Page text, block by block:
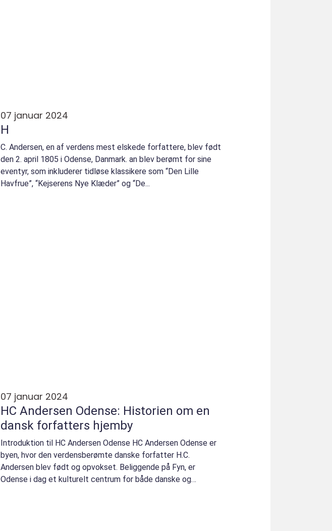
07 januar 2024
H
C. Andersen, en af verdens mest elskede forfattere, blev født
den 2. april 1805 i Odense, Danmark. an blev berømt for sine
eventyr, som inkluderer tidløse klassikere som “Den Lille
Havfrue”, “Kejserens Nye Klæder” og “De...
07 januar 2024
HC Andersen Odense: Historien om en
dansk forfatters hjemby
Introduktion til HC Andersen Odense HC Andersen Odense er
byen, hvor den verdensberømte danske forfatter H.C.
Andersen blev født og opvokset. Beliggende på Fyn, er
Odense i dag et kulturelt centrum for både danske og